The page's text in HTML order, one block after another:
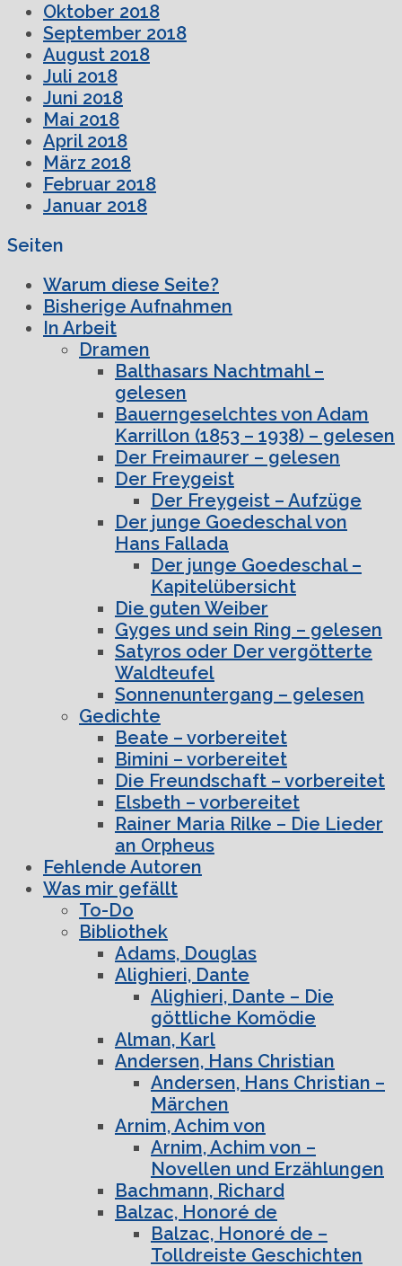
Oktober 2018
September 2018
August 2018
Juli 2018
Juni 2018
Mai 2018
April 2018
März 2018
Februar 2018
Januar 2018
Seiten
Warum diese Seite?
Bisherige Aufnahmen
In Arbeit
Dramen
Balthasars Nachtmahl –
gelesen
Bauerngeselchtes von Adam
Karrillon (1853 – 1938) – gelesen
Der Freimaurer – gelesen
Der Freygeist
Der Freygeist – Aufzüge
Der junge Goedeschal von
Hans Fallada
Der junge Goedeschal –
Kapitelübersicht
Die guten Weiber
Gyges und sein Ring – gelesen
Satyros oder Der vergötterte
Waldteufel
Sonnenuntergang – gelesen
Gedichte
Beate – vorbereitet
Bimini – vorbereitet
Die Freundschaft – vorbereitet
Elsbeth – vorbereitet
Rainer Maria Rilke – Die Lieder
an Orpheus
Fehlende Autoren
Was mir gefällt
To-Do
Bibliothek
Adams, Douglas
Alighieri, Dante
Alighieri, Dante – Die
göttliche Komödie
Alman, Karl
Andersen, Hans Christian
Andersen, Hans Christian –
Märchen
Arnim, Achim von
Arnim, Achim von –
Novellen und Erzählungen
Bachmann, Richard
Balzac, Honoré de
Balzac, Honoré de –
Tolldreiste Geschichten